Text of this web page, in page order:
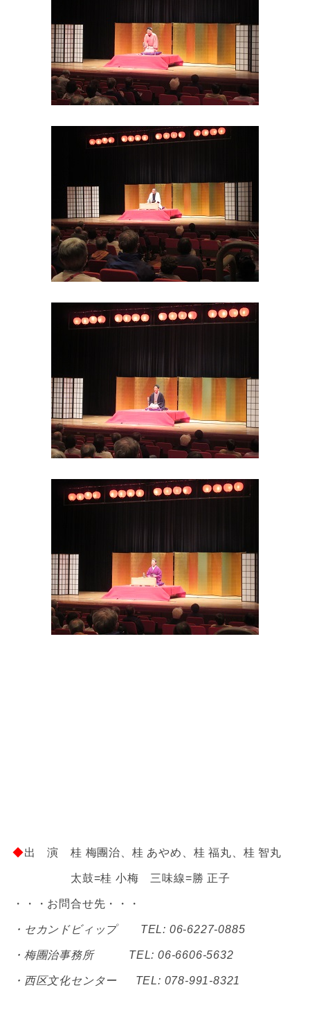
◆出 演 桂 梅團治、桂 あやめ、桂 福丸、桂 智丸
太鼓=桂 小梅 三味線=勝 正子
・・・お問合せ先・・・
・セカンドビィップ TEL: 06-6227-0885
・梅團治事務所 TEL: 06-6606-5632
・西区文化センター TEL: 078-991-8321